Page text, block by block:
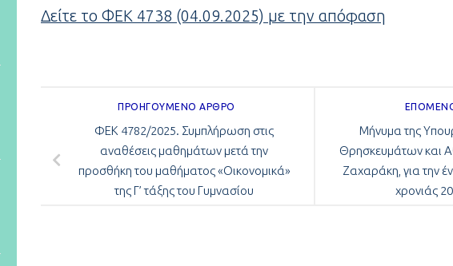
Δείτε το ΦΕΚ 4738 (04.09.2025) με την απόφαση
Μήνυμα της
Θρησκευμάτων και
Ζαχαράκη, για την
χρονιάς
ΠΡΟΗΓΟΎΜΕΝΟ ΆΡΘΡΟ
ΦΕΚ 4782/2025. Συμπλήρωση στις
αναθέσεις μαθημάτων μετά την
προσθήκη του μαθήματος «Οικονομικά»
της Γ’ τάξης του Γυμνασίου